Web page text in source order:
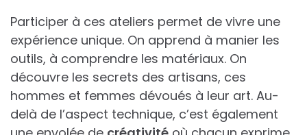
Participer à ces ateliers permet de vivre une
expérience unique. On apprend à manier les
outils, à comprendre les matériaux. On
découvre les secrets des artisans, ces
hommes et femmes dévoués à leur art. Au-
delà de l’aspect technique, c’est également